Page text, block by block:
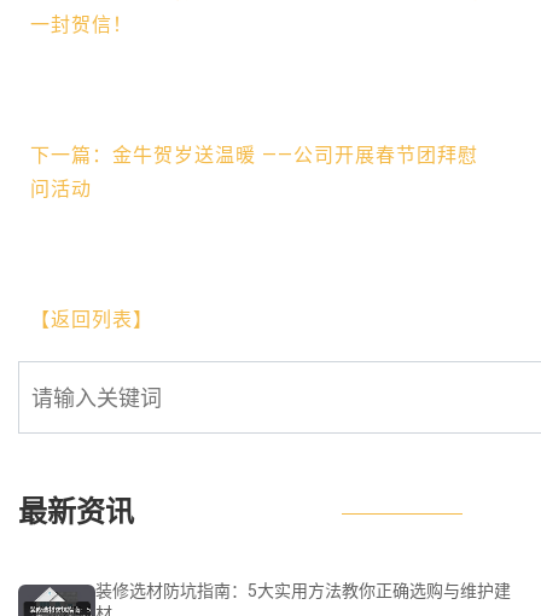
一封贺信！
下一篇：金牛贺岁送温暖 ——公司开展春节团拜慰
问活动
【返回列表】
最新资讯
装修选材防坑指南：5大实用方法教你正确选购与维护建